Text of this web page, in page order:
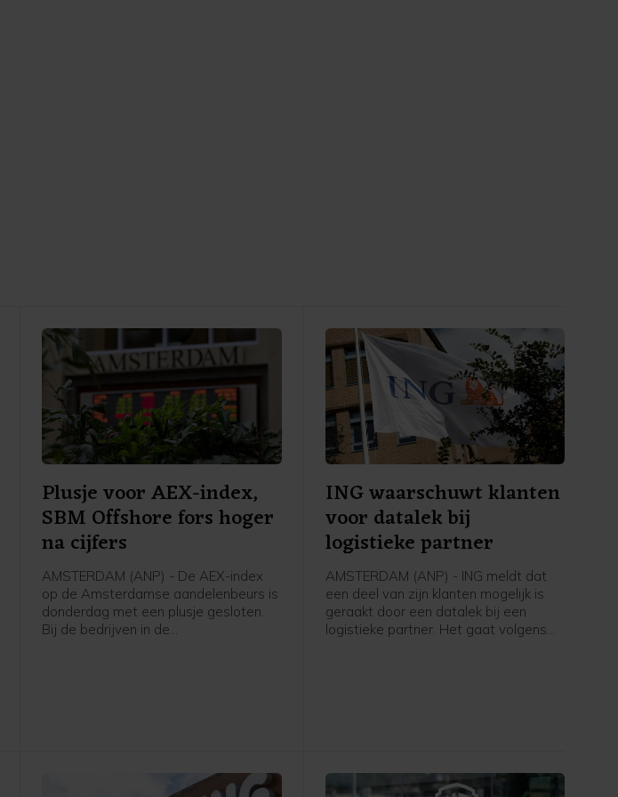
Plusje voor AEX-index,
SBM Offshore fors hoger
na cijfers
AMSTERDAM (ANP) - De AEX-index
op de Amsterdamse aandelenbeurs is
donderdag met een plusje gesloten.
Bij de bedrijven in de
ING waarschuwt klanten
voor datalek bij
logistieke partner
AMSTERDAM (ANP) - ING meldt dat
een deel van zijn klanten mogelijk is
geraakt door een datalek bij een
logistieke partner. Het gaat volgens
van klanten en de systemen van ING
zouden er niet bij betrokken zijn.